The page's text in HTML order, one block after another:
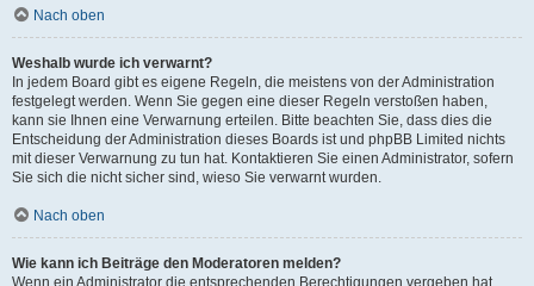
Nach oben
Weshalb wurde ich verwarnt?
In jedem Board gibt es eigene Regeln, die meistens von der Administration
festgelegt werden. Wenn Sie gegen eine dieser Regeln verstoßen haben,
kann sie Ihnen eine Verwarnung erteilen. Bitte beachten Sie, dass dies die
Entscheidung der Administration dieses Boards ist und phpBB Limited nichts
mit dieser Verwarnung zu tun hat. Kontaktieren Sie einen Administrator, sofern
Sie sich die nicht sicher sind, wieso Sie verwarnt wurden.
Nach oben
Wie kann ich Beiträge den Moderatoren melden?
Wenn ein Administrator die entsprechenden Berechtigungen vergeben hat,